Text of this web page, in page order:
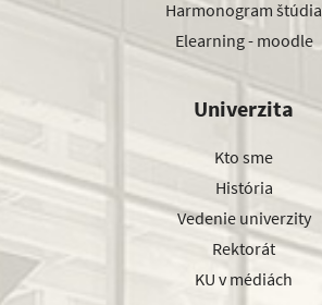
Harmonogram štúdia
Elearning - moodle
Univerzita
Kto sme
História
Vedenie univerzity
Rektorát
KU v médiách